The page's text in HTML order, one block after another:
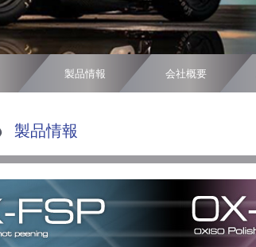
製品情報 会社概要
製品情報